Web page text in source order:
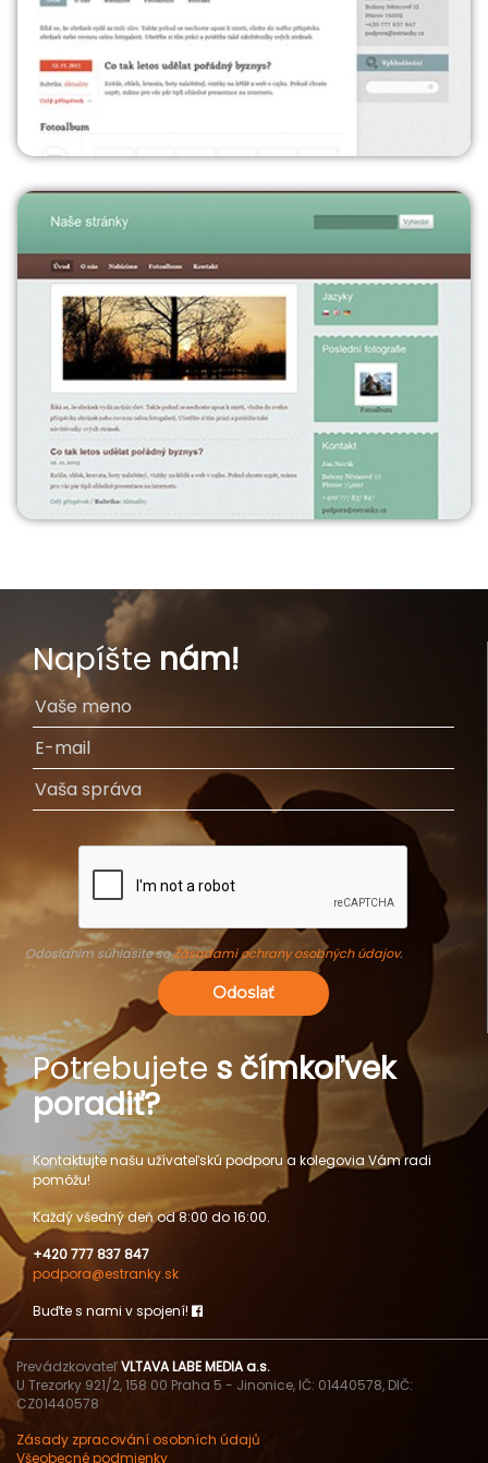
Napíšte nám!
Odoslaním súhlasíte soZásadami ochrany osobných údajov.
Odoslať
Potrebujete s čímkoľvek
poradiť?
Kontaktujte našu užívateľskú podporu a kolegovia Vám radi
pomôžu!
Každý všedný deň od 8:00 do 16:00.
+420 777 837 847
podpora@estranky.sk
Buďte s nami v spojení!
PrevádzkovateľVLTAVA LABE MEDIA a.s.
U Trezorky 921/2, 158 00 Praha 5 - Jinonice, IČ: 01440578, DIČ:
CZ01440578
Zásady zpracování osobních údajů
Všeobecné podmienky